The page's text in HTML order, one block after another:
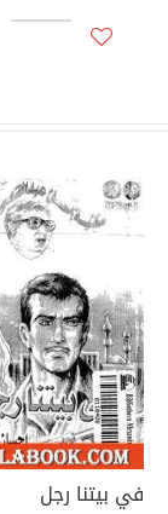
في بيتنا رجل